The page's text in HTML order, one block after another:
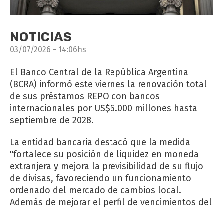
NOTICIAS
03/07/2026 - 14:06hs
El Banco Central de la República Argentina
(BCRA) informó este viernes la renovación total
de sus préstamos REPO con bancos
internacionales por US$6.000 millones hasta
septiembre de 2028.
La entidad bancaria destacó que la medida
"fortalece su posición de liquidez en moneda
extranjera y mejora la previsibilidad de su flujo
de divisas, favoreciendo un funcionamiento
ordenado del mercado de cambios local.
Además de mejorar el perfil de vencimientos del